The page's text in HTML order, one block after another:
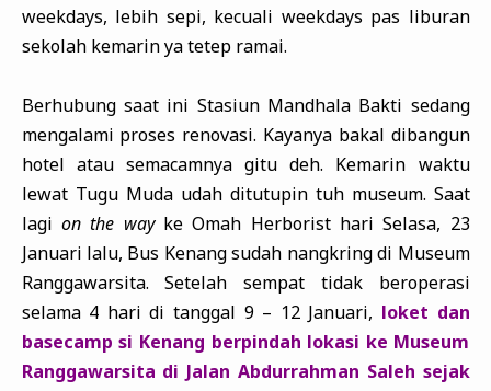
weekdays, lebih sepi, kecuali weekdays pas liburan
sekolah kemarin ya tetep ramai.
Berhubung saat ini Stasiun Mandhala Bakti sedang
mengalami proses renovasi. Kayanya bakal dibangun
hotel atau semacamnya gitu deh. Kemarin waktu
lewat Tugu Muda udah ditutupin tuh museum. Saat
lagi on the wayke Omah Herborist hari Selasa, 23
Januari lalu, Bus Kenang sudah nangkring di Museum
Ranggawarsita. Setelah sempat tidak beroperasi
selama 4 hari di tanggal 9 – 12 Januari, loket dan
basecamp si Kenang berpindah lokasi ke Museum
Ranggawarsita di Jalan Abdurrahman Saleh sejak